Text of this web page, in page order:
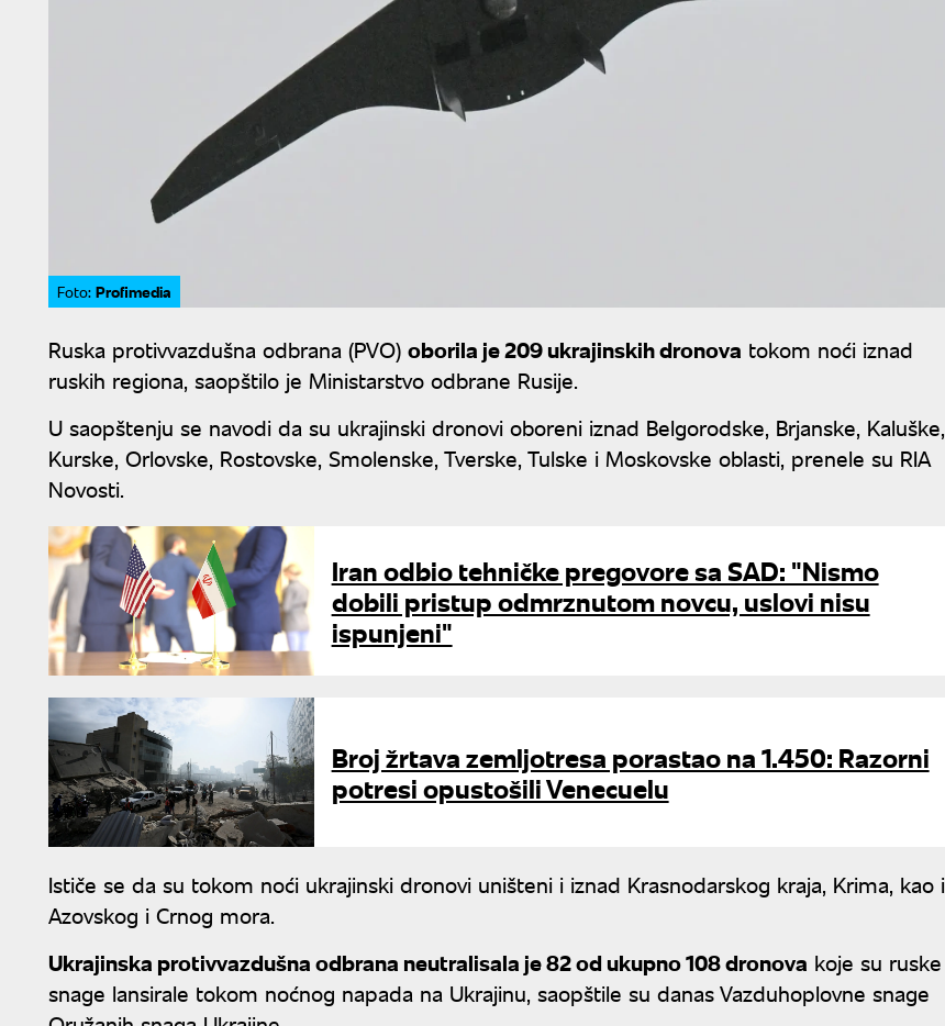
Foto: Profimedia
Ruska protivvazdušna odbrana (PVO) oborila je 209 ukrajinskih dronova tokom noći iznad
ruskih regiona, saopštilo je Ministarstvo odbrane Rusije.
U saopštenju se navodi da su ukrajinski dronovi oboreni iznad Belgorodske, Brjanske, Kaluške,
Kurske, Orlovske, Rostovske, Smolenske, Tverske, Tulske i Moskovske oblasti, prenele su RIA
Novosti.
Iran odbio tehničke pregovore sa SAD: "Nismo
dobili pristup odmrznutom novcu, uslovi nisu
ispunjeni"
Broj žrtava zemljotresa porastao na 1.450: Razorni
potresi opustošili Venecuelu
Ističe se da su tokom noći ukrajinski dronovi uništeni i iznad Krasnodarskog kraja, Krima, kao i
Azovskog i Crnog mora.
Ukrajinska protivvazdušna odbrana neutralisala je 82 od ukupno 108 dronova koje su ruske
snage lansirale tokom noćnog napada na Ukrajinu, saopštile su danas Vazduhoplovne snage